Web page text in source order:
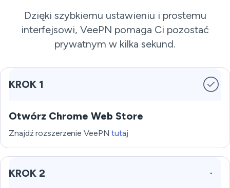
Dzięki szybkiemu ustawieniu i prostemu
interfejsowi, VeePN pomaga Ci pozostać
prywatnym w kilka sekund.
KROK 1
Otwórz Chrome Web Store
Znajdź rozszerzenie VeePNtutaj
KROK 2